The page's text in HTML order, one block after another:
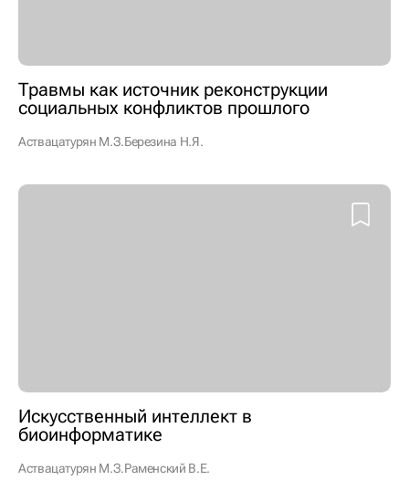
Травмы как источник реконструкции
социальных конфликтов прошлого
Аствацатурян М.З.Березина Н.Я.
Искусственный интеллект в
биоинформатике
Аствацатурян М.З.Раменский В.Е.